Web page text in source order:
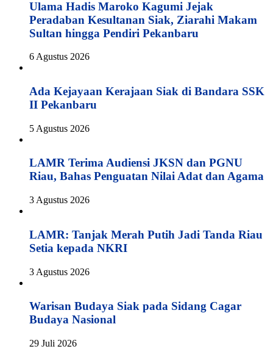
Ulama Hadis Maroko Kagumi Jejak
Peradaban Kesultanan Siak, Ziarahi Makam
Sultan hingga Pendiri Pekanbaru
6 Agustus 2026
Ada Kejayaan Kerajaan Siak di Bandara SSK
II Pekanbaru
5 Agustus 2026
LAMR Terima Audiensi JKSN dan PGNU
Riau, Bahas Penguatan Nilai Adat dan Agama
3 Agustus 2026
LAMR: Tanjak Merah Putih Jadi Tanda Riau
Setia kepada NKRI
3 Agustus 2026
Warisan Budaya Siak pada Sidang Cagar
Budaya Nasional
29 Juli 2026